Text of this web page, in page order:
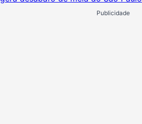
Publicidade